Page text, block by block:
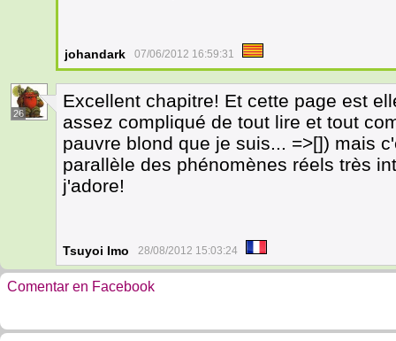
johandark 07/06/2012 16:59:31
26
Excellent chapitre! Et cette page est
assez compliqué de tout lire et tout
pauvre blond que je suis... =>[]) mais
parallèle des phénomènes réels très
j'adore!
Tsuyoi Imo 28/08/2012 15:03:24
Comentar en Facebook